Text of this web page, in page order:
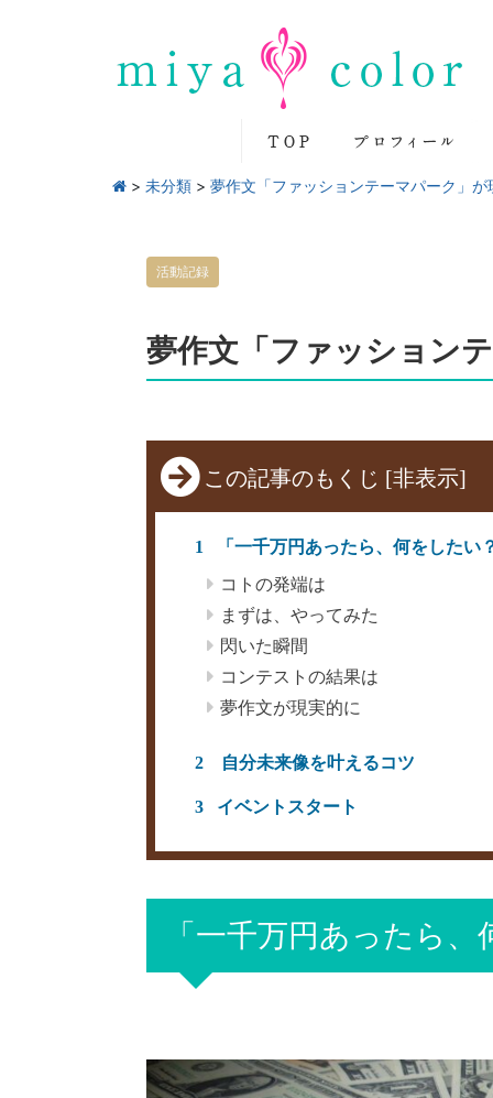
> 未分類 > 夢作文「ファッションテーマパーク」が
活動記録
夢作文「ファッション
この記事のもくじ [非表示]
「一千万円あったら、何をしたい
コトの発端は
まずは、やってみた
閃いた瞬間
コンテストの結果は
夢作文が現実的に
自分未来像を叶えるコツ
イベントスタート
「一千万円あったら、